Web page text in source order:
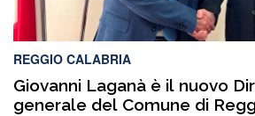
REGGIO CALABRIA
Giovanni Laganà è il nuovo
generale del Comune di